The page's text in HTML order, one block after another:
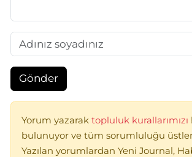
Gönder
Yorum yazarak topluluk kurallarımızı
bulunuyor ve tüm sorumluluğu
Yazılan yorumlardan Yeni Journal,